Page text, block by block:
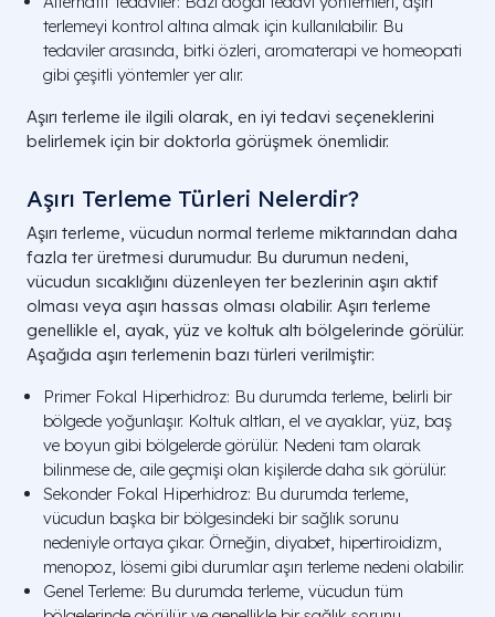
terlemeyi kontrol altına almak için kullanılabilir. Bu
tedaviler arasında, bitki özleri, aromaterapi ve homeopati
gibi çeşitli yöntemler yer alır.
Aşırı terleme ile ilgili olarak, en iyi tedavi seçeneklerini
belirlemek için bir doktorla görüşmek önemlidir.
Aşırı Terleme Türleri Nelerdir?
Aşırı terleme, vücudun normal terleme miktarından daha
fazla ter üretmesi durumudur. Bu durumun nedeni,
vücudun sıcaklığını düzenleyen ter bezlerinin aşırı aktif
olması veya aşırı hassas olması olabilir. Aşırı terleme
genellikle el, ayak, yüz ve koltuk altı bölgelerinde görülür.
Aşağıda aşırı terlemenin bazı türleri verilmiştir:
Primer Fokal Hiperhidroz: Bu durumda terleme, belirli bir
bölgede yoğunlaşır. Koltuk altları, el ve ayaklar, yüz, baş
ve boyun gibi bölgelerde görülür. Nedeni tam olarak
bilinmese de, aile geçmişi olan kişilerde daha sık görülür.
Sekonder Fokal Hiperhidroz: Bu durumda terleme,
vücudun başka bir bölgesindeki bir sağlık sorunu
nedeniyle ortaya çıkar. Örneğin, diyabet, hipertiroidizm,
menopoz, lösemi gibi durumlar aşırı terleme nedeni olabilir.
Genel Terleme: Bu durumda terleme, vücudun tüm